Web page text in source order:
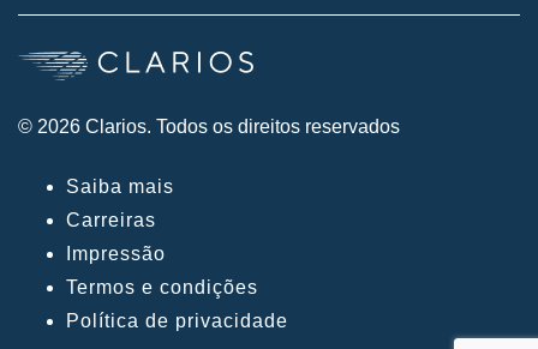
© 2026 Clarios. Todos os direitos reservados
Saiba mais
Carreiras
Impressão
Termos e condições
Política de privacidade